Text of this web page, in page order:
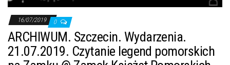
16/07/2019 0
ARCHIWUM. Szczecin. Wydarzenia.
21.07.2019. Czytanie legend pomorskich